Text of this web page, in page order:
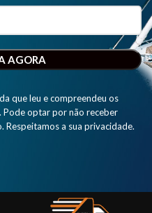
que leu e compreendeu os
Pode optar por não receber
Respeitamos a sua privacidade.